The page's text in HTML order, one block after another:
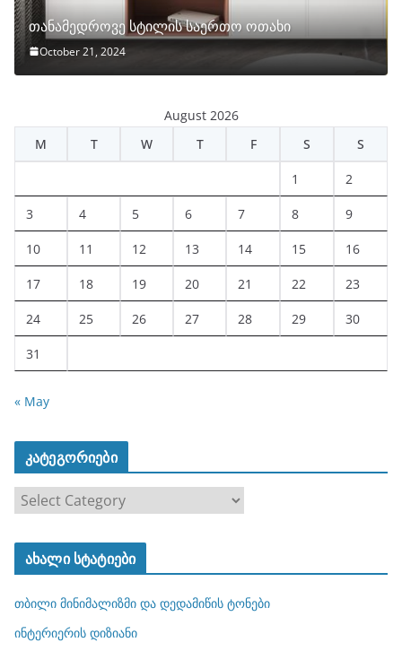
თანამედროვე სტილის საერთო ოთახი
October 21, 2024
August 2026
M
T W T F S S
1 2
3 4 5 6 7 8 9
10 11 12 13 14 15 16
17 18 19 20 21 22 23
24 25 26 27 28 29 30
31
« May
კატეგორიები
ა
ტ
ო
რ
ახალი სტატიები
თბილი მინიმალიზმი და დედამიწის ტონები
ინტერიერის დიზიანი